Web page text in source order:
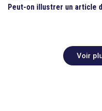
Peut-on illustrer un article
Voir